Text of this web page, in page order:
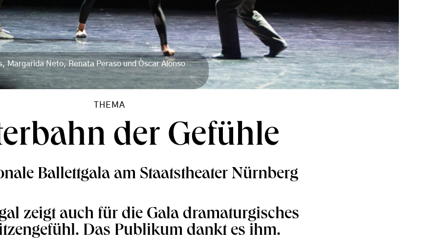
Margarida Neto, Renata Peraso und Òscar Alonso
THEMA
der Gefühle
Ballettgala am Staatstheater Nürnberg
zeigt auch für die Gala dramaturgisches
Das Publikum dankt es ihm.